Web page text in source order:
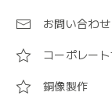
お問い合わせ
コーポレー
銅像製作